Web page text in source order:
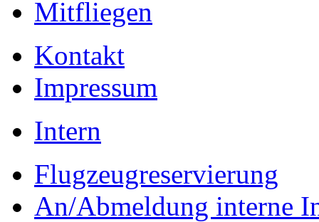
Mitfliegen
Kontakt
Impressum
Intern
Flugzeugreservierung
An/Abmeldung interne